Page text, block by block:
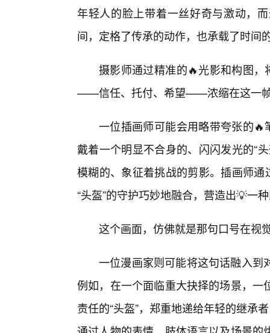
年轻人的脸上带着一丝好奇与激动，
间，定格了传承的动作，也承载了时间
摄影师通过精准的🔥光影和构图，
——信任、托付、希望——浓缩在这一
一位插画师可能会用略带夸张的🔥
戴着一个明显不合身的、闪闪发光的“
模糊的、象征着挑战的剪影。插画师
“头盔”的守护巧妙地融合，营造出💡一
这个画面，仿佛就是那句口号在视
一位漫画家则可能将这句话融入到
例如，在一个面临重大抉择的场景，
责任的“头盔”，郑重地递给年轻的继承